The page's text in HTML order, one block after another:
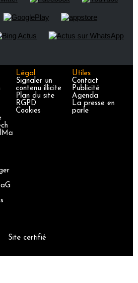
Légal
Signaler un
contenu illicite
Plan du site
RGPD
Cookies
Utiles
Contact
Publicité
Agenda
La presse en
parle
Site certifié